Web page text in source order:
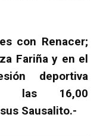
con Renacer;
Fariña y en el
deportiva
las 16,00
Sausalito.-